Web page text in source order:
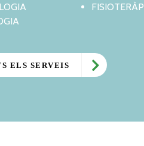
ELS SERVEIS